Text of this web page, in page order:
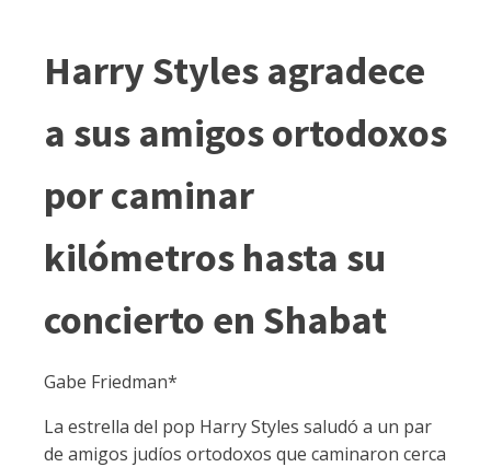
Harry Styles agradece
a sus amigos ortodoxos
por caminar
kilómetros hasta su
concierto en Shabat
Gabe Friedman*
La estrella del pop Harry Styles saludó a un par
de amigos judíos ortodoxos que caminaron cerca